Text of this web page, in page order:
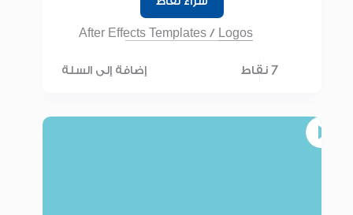
After Effects Templates / Logos
7 نقاط إضافة إلى السلة